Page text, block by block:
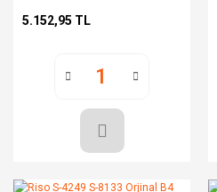
5.152,95 TL